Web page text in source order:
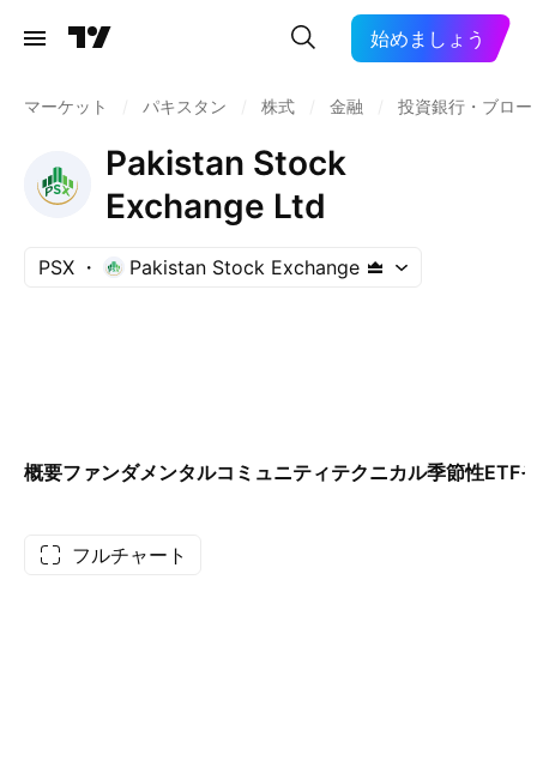
始めましょう
マーケット パキスタン 株式 金融 投資銀行・ブロー
Pakistan Stock
Exchange Ltd
PSX Pakistan Stock Exchange
概要ファンダメンタルコミュニティテクニカル季節性ETF
フルチャート